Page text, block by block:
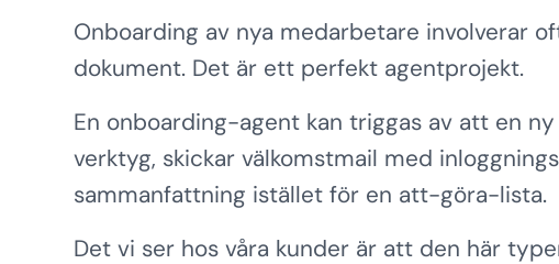
Onboarding av nya medarbetare involverar
dokument. Det är ett perfekt agentprojekt.
En onboarding-agent kan triggas av att en
verktyg, skickar välkomstmail med
sammanfattning istället för en att-göra-lista.
Det vi ser hos våra kunder är att den här